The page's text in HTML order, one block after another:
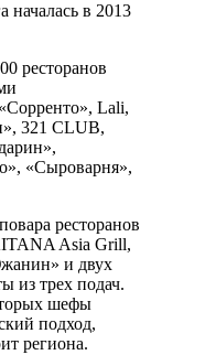
началась в 2013
ресторанов
Lali,
321 CLUB,
«Сыроварня»,
ресторанов
Asia Grill,
и двух
из трех подач.
шефы
подход,
региона.